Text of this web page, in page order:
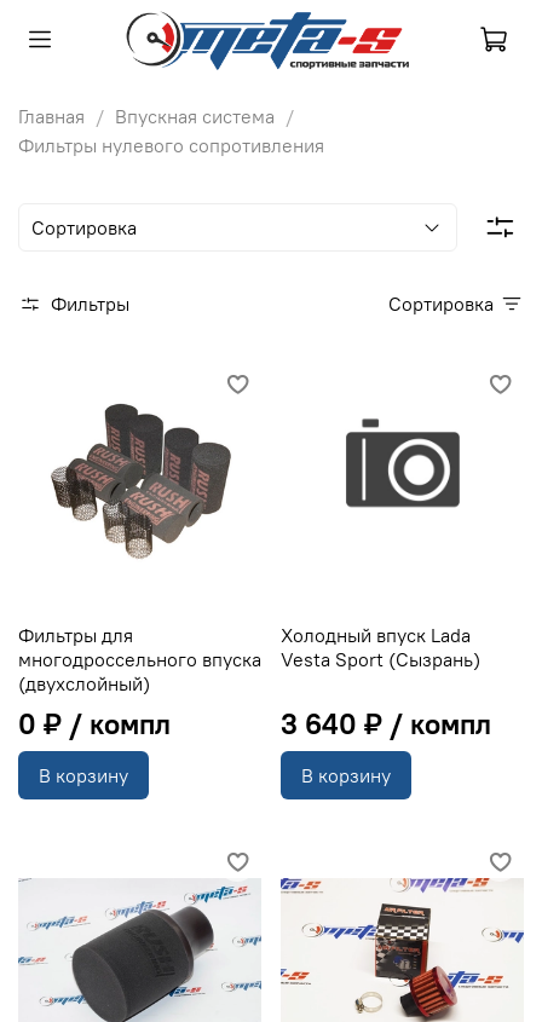
Главная
Впускная система
Фильтры нулевого сопротивления
Фильтры Сортировка
Фильтры для
многодроссельного впуска
(двухслойный)
0 ₽
В корзину
Холодный впуск Lada
Vesta Sport (Сызрань)
3 640 ₽
В корзину